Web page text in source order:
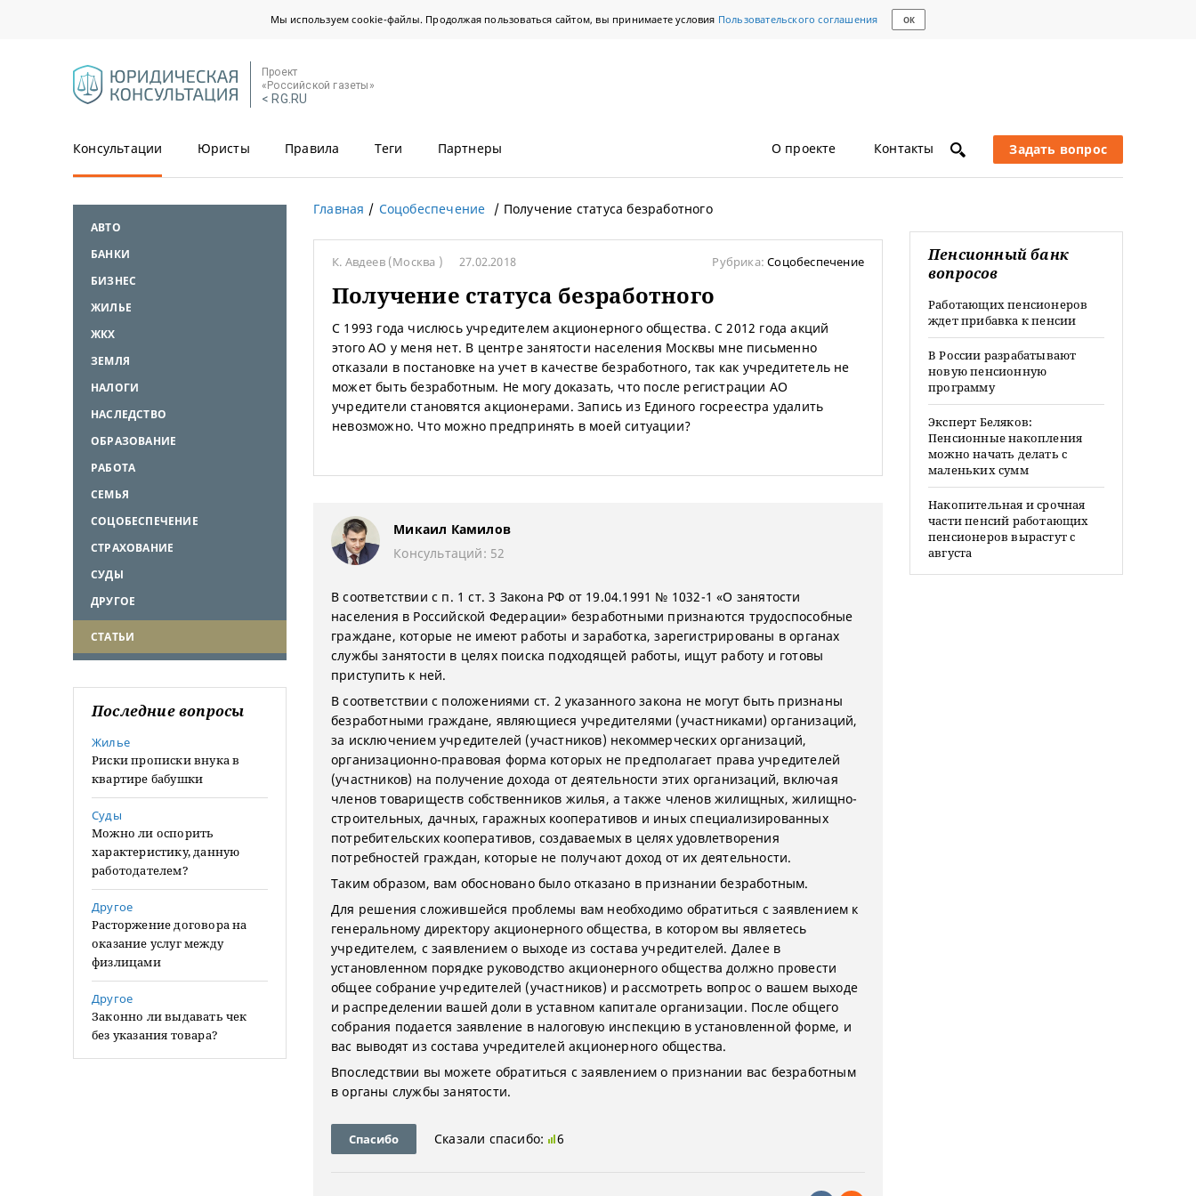
Мы используем cookie-файлы. Продолжая пользоваться сайтом, вы принимаете условия Пользовательского соглашения ОК
Проект
«Российской газеты»
< RG.RU
Консультации Юристы Правила Теги Партнеры О проекте Контакты Задать вопрос
АВТО
БАНКИ
БИЗНЕС
ЖИЛЬЕ
ЖКХ
ЗЕМЛЯ
НАЛОГИ
НАСЛЕДСТВО
ОБРАЗОВАНИЕ
РАБОТА
СЕМЬЯ
СОЦОБЕСПЕЧЕНИЕ
СТРАХОВАНИЕ
СУДЫ
ДРУГОЕ
СТАТЬИ
Последние вопросы
Жилье
Риски прописки внука в
квартире бабушки
Суды
Можно ли оспорить
характеристику, данную
работодателем?
Другое
Расторжение договора на
оказание услуг между
физлицами
Другое
Законно ли выдавать чек
без указания товара?
Главная Соцобеспечение Получение статуса безработного
К. Авдеев (Москва ) 27.02.2018 Рубрика:Соцобеспечение
Получение статуса безработного
С 1993 года числюсь учредителем акционерного общества. С 2012 года акций
этого АО у меня нет. В центре занятости населения Москвы мне письменно
отказали в постановке на учет в качестве безработного, так как учредитетель не
может быть безработным. Не могу доказать, что после регистрации АО
учредители становятся акционерами. Запись из Единого госреестра удалить
невозможно. Что можно предпринять в моей ситуации?
Микаил Камилов
Консультаций: 52
В соответствии с п. 1 ст. 3 Закона РФ от 19.04.1991 № 1032-1 «О занятости
населения в Российской Федерации» безработными признаются трудоспособные
граждане, которые не имеют работы и заработка, зарегистрированы в органах
службы занятости в целях поиска подходящей работы, ищут работу и готовы
приступить к ней.
В соответствии с положениями ст. 2 указанного закона не могут быть признаны
безработными граждане, являющиеся учредителями (участниками) организаций,
за исключением учредителей (участников) некоммерческих организаций,
организационно-правовая форма которых не предполагает права учредителей
(участников) на получение дохода от деятельности этих организаций, включая
членов товариществ собственников жилья, а также членов жилищных, жилищно-
строительных, дачных, гаражных кооперативов и иных специализированных
потребительских кооперативов, создаваемых в целях удовлетворения
потребностей граждан, которые не получают доход от их деятельности.
Таким образом, вам обосновано было отказано в признании безработным.
Для решения сложившейся проблемы вам необходимо обратиться с заявлением к
генеральному директору акционерного общества, в котором вы являетесь
учредителем, с заявлением о выходе из состава учредителей. Далее в
установленном порядке руководство акционерного общества должно провести
общее собрание учредителей (участников) и рассмотреть вопрос о вашем выходе
и распределении вашей доли в уставном капитале организации. После общего
собрания подается заявление в налоговую инспекцию в установленной форме, и
вас выводят из состава учредителей акционерного общества.
Впоследствии вы можете обратиться с заявлением о признании вас безработным
в органы службы занятости.
Спасибо Сказали спасибо: 6
Пенсионный банк
вопросов
Работающих пенсионеров
ждет прибавка к пенсии
В России разрабатывают
новую пенсионную
программу
Эксперт Беляков:
Пенсионные накопления
можно начать делать с
маленьких сумм
Накопительная и срочная
части пенсий работающих
пенсионеров вырастут с
августа